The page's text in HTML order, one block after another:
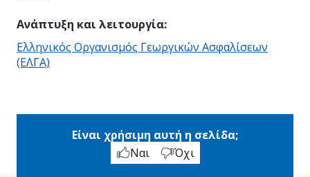
Ανάπτυξη και λειτουργία:
Ελληνικός Οργανισμός Γεωργικών Ασφαλίσεων
(ΕΛΓΑ)
Είναι χρήσιμη αυτή η σελίδα;
Ναι
Όχι